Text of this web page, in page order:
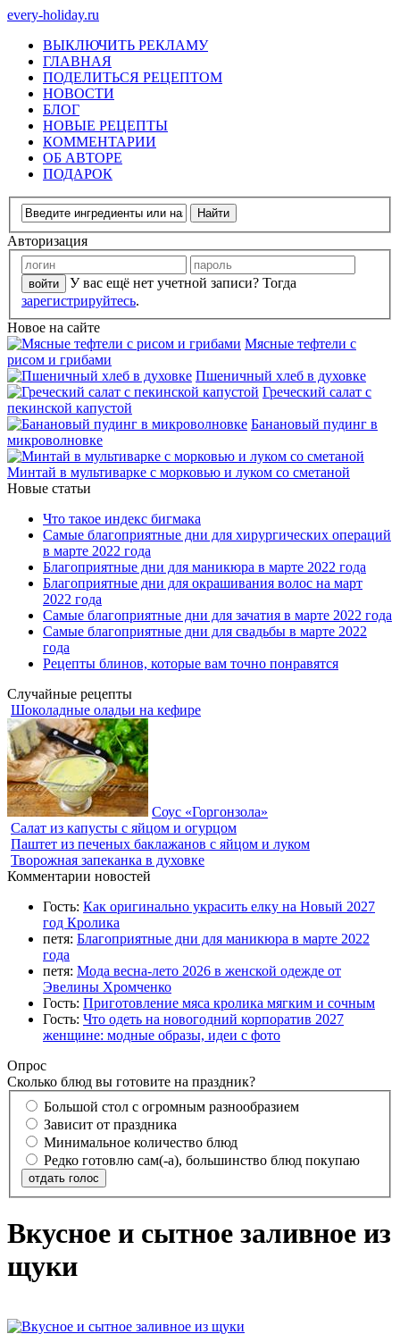
every-holiday.ru
ВЫКЛЮЧИТЬ РЕКЛАМУ
ГЛАВНАЯ
ПОДЕЛИТЬСЯ РЕЦЕПТОМ
НОВОСТИ
БЛОГ
НОВЫЕ РЕЦЕПТЫ
КОММЕНТАРИИ
ОБ АВТОРЕ
ПОДАРОК
Авторизация
У вас ещё нет учетной записи? Тогда
зарегистрируйтесь.
Новое на сайте
Мясные тефтели с
рисом и грибами
Пшеничный хлеб в духовке
Греческий салат с
пекинской капустой
Банановый пудинг в
микроволновке
Минтай в мультиварке с морковью и луком со сметаной
Новые статьи
Что такое индекс бигмака
Самые благоприятные дни для хирургических операций
в марте 2022 года
Благоприятные дни для маникюра в марте 2022 года
Благоприятные дни для окрашивания волос на март
2022 года
Самые благоприятные дни для зачатия в марте 2022 года
Самые благоприятные дни для свадьбы в марте 2022
года
Рецепты блинов, которые вам точно понравятся
Случайные рецепты
Шоколадные оладьи на кефире
Соус «Горгонзола»
Салат из капусты с яйцом и огурцом
Паштет из печеных баклажанов с яйцом и луком
Творожная запеканка в духовке
Комментарии новостей
Гость: Как оригинально украсить елку на Новый 2027
год Кролика
петя: Благоприятные дни для маникюра в марте 2022
года
петя: Мода весна-лето 2026 в женской одежде от
Эвелины Хромченко
Гость: Приготовление мяса кролика мягким и сочным
Гость: Что одеть на новогодний корпоратив 2027
женщине: модные образы, идеи с фото
Опрос
Сколько блюд вы готовите на праздник?
Большой стол с огромным разнообразием
Зависит от праздника
Минимальное количество блюд
Редко готовлю сам(-а), большинство блюд покупаю
отдать голос
Вкусное и сытное заливное из
щуки